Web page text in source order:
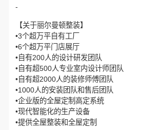
-
【关于丽尔曼顿整装】
•3个超万平自有工厂
•6个超万平门店展厅
•自有200人的设计研发团队
•自有超500人专业室内设计师团队
•自有超2000人的装修师傅团队
•1000人的安装团队和售后团队
•企业版的全屋定制高定系统
•现代智能化的生产设备
•提供全屋整装和全屋定制